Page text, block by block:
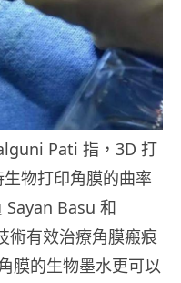
Pati 指，3D 打
物打印角膜的曲率
Sayan Basu 和
術有效治療角膜瘢痕
膜的生物墨水更可以